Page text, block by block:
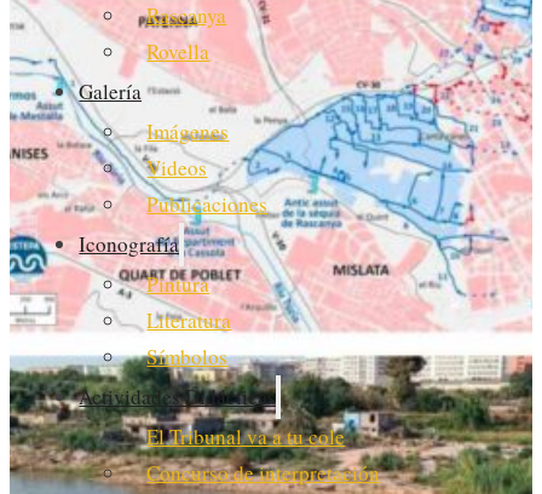
Rascanya
Rovella
Galería
Imágenes
Videos
Publicaciones
Iconografía
Pintura
Literatura
Símbolos
Actividades Didácticas
El Tribunal va a tu cole
Concurso de interpretación